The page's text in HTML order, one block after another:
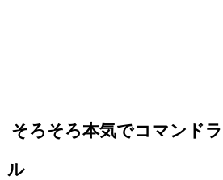
そろそろ本気でコマンド
ル